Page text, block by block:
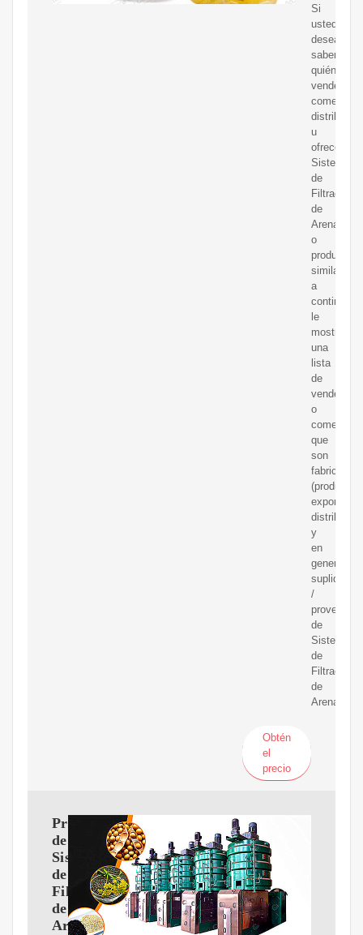
Si
usted
desea
saber
quién
vende,
distribuye
u
ofrece
Sistema
de
Filtración
de
Arena
o
productos
similares,
a
le
mostramos
una
lista
de
o
que
son
fabricantes
y
en
general
suplidores
/
de
Sistema
de
Filtración
de
Arena.
Obtén
el
precio
Proveedores
de
Sistema
de
Filtración
de
Area